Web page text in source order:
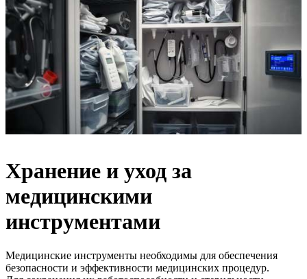
Хранение и уход за
медицинскими
инструментами
Медицинские инструменты необходимы для обеспечения
безопасности и эффективности медицинских процедур.